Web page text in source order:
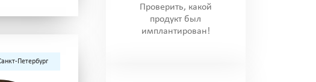
Петербург
Проверить, какой
продукт был
имплантирован!